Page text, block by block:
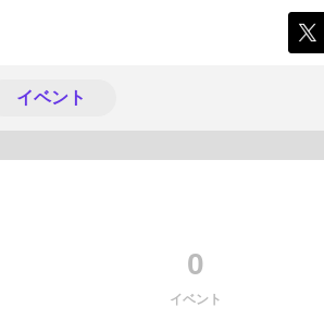
イベント
0
イベント